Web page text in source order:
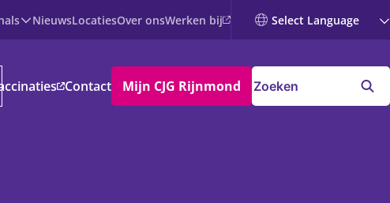
NieuwsLocatiesOver onsWerken bij
Contact Mijn CJG Rijnmond